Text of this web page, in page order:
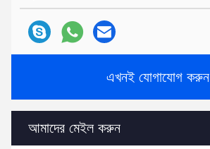
এখনই যোগাযোগ করুন
আমাদের মেইল ​​করুন